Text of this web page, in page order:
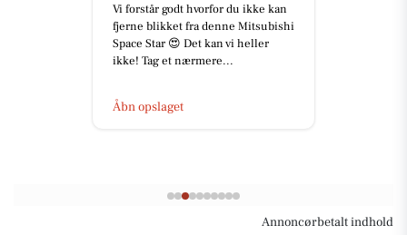
Vi forstår godt hvorfor du ikke kan
fjerne blikket fra denne Mitsubishi
Space Star 😍 Det kan vi heller
ikke! Tag et nærmere...
Åbn opslaget
Annoncørbetalt indhold